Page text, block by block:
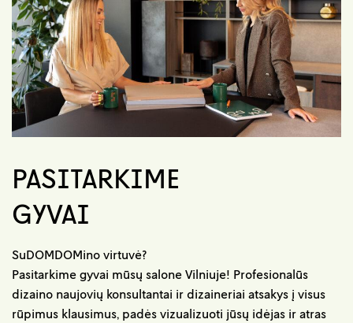
PASITARKIME
GYVAI
SuDOMDOMino virtuvė?
Pasitarkime gyvai mūsų salone Vilniuje! Profesionalūs
dizaino naujovių konsultantai ir dizaineriai atsakys į visus
rūpimus klausimus, padės vizualizuoti jūsų idėjas ir atras